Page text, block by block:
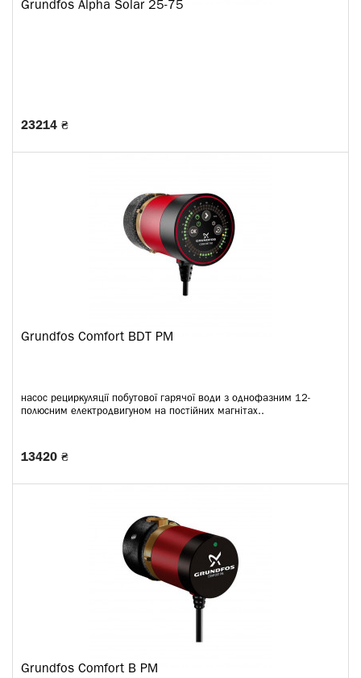
Grundfos Alpha Solar 25-75
23214 ₴
Grundfos Comfort BDT PM
насос рециркуляції побутової гарячої води з однофазним 12-
полюсним електродвигуном на постійних магнітах..
13420 ₴
Grundfos Comfort B PM